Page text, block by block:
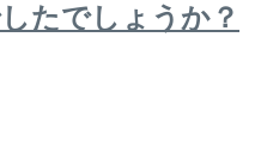
たでしょうか？